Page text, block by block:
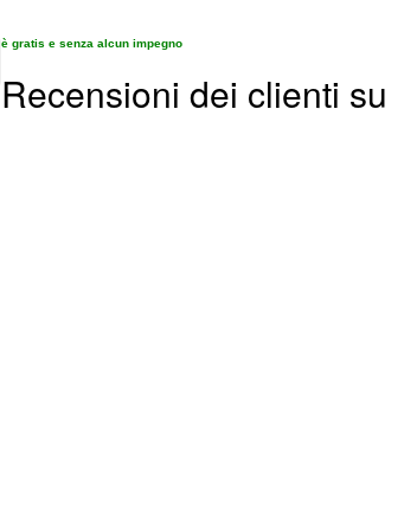
è gratis e senza alcun impegno
Recensioni dei clienti su